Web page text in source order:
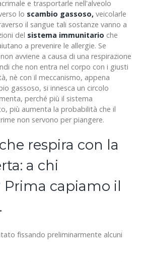
e trasportarle nell'alveolo
lo scambio gassoso, veicolarle
il sangue tali sostanze vanno a
del sistema immunitario che
a prevenire le allergie. Se
avviene a causa di una respirazione
che non entra nel corpo con i giusti
nè con il meccanismo, appena
gassoso, si innesca un circolo
perché più il sistema
più aumenta la probabilità che il
non servono per piangere.
respira con la
a chi
Prima capiamo il
fissando preliminarmente alcuni